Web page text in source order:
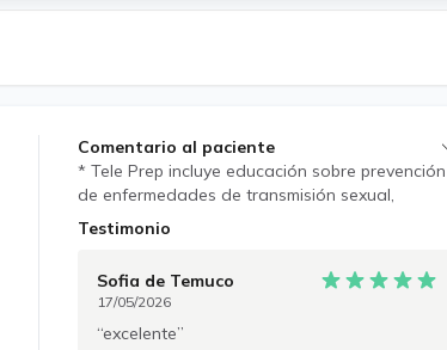
Comentario al paciente
* Tele Prep incluye educación sobre prevención
de enfermedades de transmisión sexual,
vacunación, eventos adversos e interacciones
seguimiento períodico. ** La consejería pre
viaje requiere el envío previo del itinerario del
viajero a través de la plataforma de Saludtech
con al menos 24 hrs de anticipación
Testimonio
Sofia de Temuco
17/05/2026
excelente